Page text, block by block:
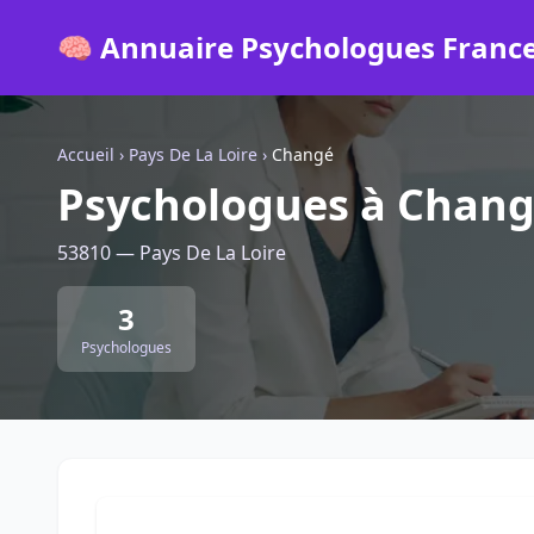
🧠 Annuaire Psychologues
Accueil › Pays De La Loire › Changé
Psychologues à
53810 — Pays De La Loire
3
Psychologues